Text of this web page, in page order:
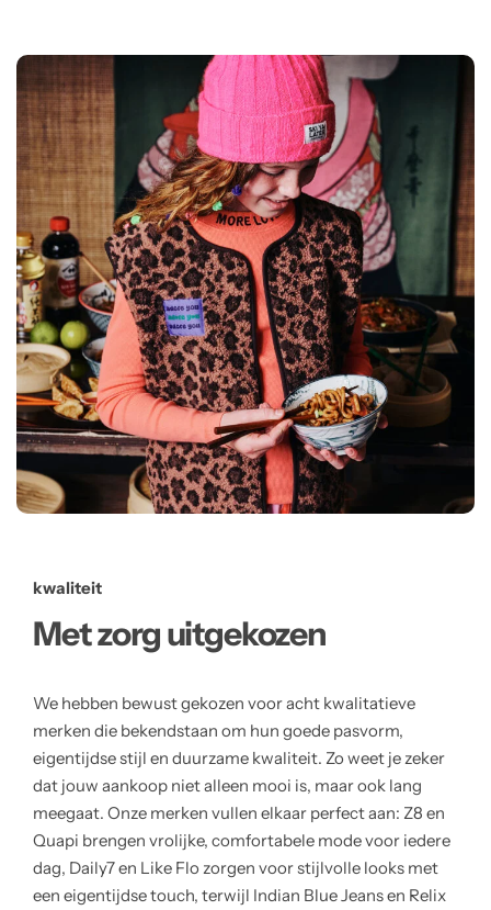
kwaliteit
Met zorg uitgekozen
We hebben bewust gekozen voor acht kwalitatieve
merken die bekendstaan om hun goede pasvorm,
eigentijdse stijl en duurzame kwaliteit. Zo weet je zeker
dat jouw aankoop niet alleen mooi is, maar ook lang
meegaat. Onze merken vullen elkaar perfect aan: Z8 en
Quapi brengen vrolijke, comfortabele mode voor iedere
dag, Daily7 en Like Flo zorgen voor stijlvolle looks met
een eigentijdse touch, terwijl Indian Blue Jeans en Relix